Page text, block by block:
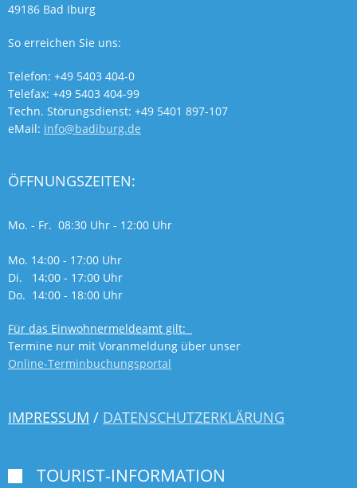
49186 Bad Iburg
So erreichen Sie uns:
Telefon: +49 5403 404-0
Telefax: +49 5403 404-99
Techn. Störungsdienst: +49 5401 897-107
eMail: info@badiburg.de
ÖFFNUNGSZEITEN:
Mo. - Fr. 08:30 Uhr - 12:00 Uhr
Mo. 14:00 - 17:00 Uhr
Di. 14:00 - 17:00 Uhr
Do. 14:00 - 18:00 Uhr
Für das Einwohnermeldeamt gilt:
Termine nur mit Voranmeldung über unser
Online-Terminbuchungsportal
IMPRESSUM / DATENSCHUTZERKLÄRUNG
 TOURIST-INFORMATION